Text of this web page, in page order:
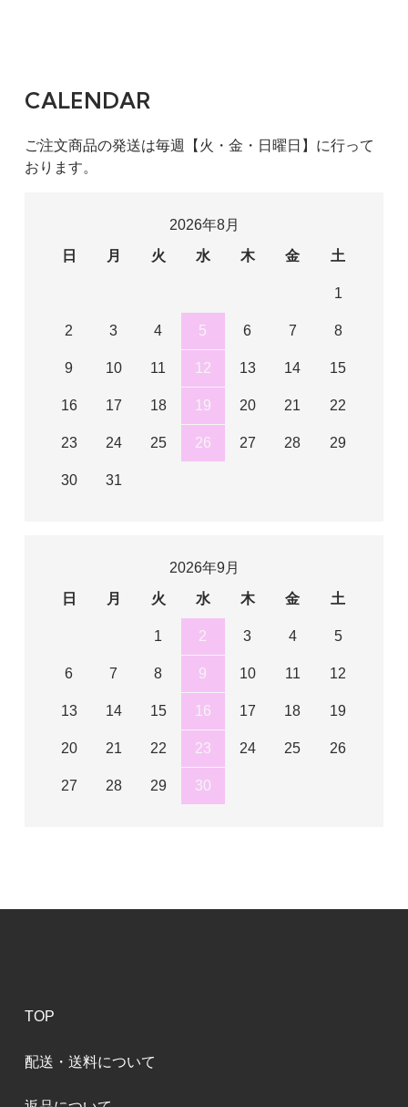
CALENDAR
ご注文商品の発送は毎週【火・金・日曜日】に行って
おります。
2026年8月
日
月 火 水 木 金 土
1
2 3 4 5 6 7 8
9 10 11 12 13 14 15
16 17 18 19 20 21 22
23 24 25 26 27 28 29
30 31
2026年9月
日
月 火 水 木 金 土
1 2 3 4 5
6 7 8 9 10 11 12
13 14 15 16 17 18 19
20 21 22 23 24 25 26
27 28 29 30
TOP
配送・送料について